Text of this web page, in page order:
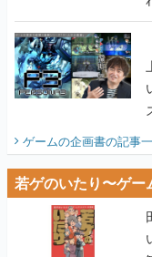
ゲームの企画書の記事
若ゲのいたり〜ゲ